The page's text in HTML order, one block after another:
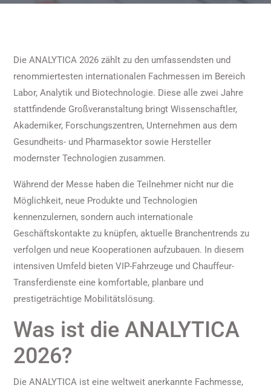
Die ANALYTICA 2026 zählt zu den umfassendsten und
renommiertesten internationalen Fachmessen im Bereich
Labor, Analytik und Biotechnologie. Diese alle zwei Jahre
stattfindende Großveranstaltung bringt Wissenschaftler,
Akademiker, Forschungszentren, Unternehmen aus dem
Gesundheits- und Pharmasektor sowie Hersteller
modernster Technologien zusammen.
Während der Messe haben die Teilnehmer nicht nur die
Möglichkeit, neue Produkte und Technologien
kennenzulernen, sondern auch internationale
Geschäftskontakte zu knüpfen, aktuelle Branchentrends zu
verfolgen und neue Kooperationen aufzubauen. In diesem
intensiven Umfeld bieten VIP-Fahrzeuge und Chauffeur-
Transferdienste eine komfortable, planbare und
prestigeträchtige Mobilitätslösung.
Was ist die ANALYTICA
2026?
Die ANALYTICA ist eine weltweit anerkannte Fachmesse,